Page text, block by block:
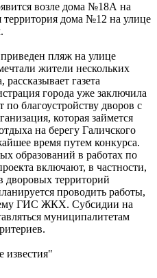
возле дома №18А на
территория дома №12 на улице
пляж на улице
жители нескольких
газета
города уже заключила
благоустройству дворов с
которая займется
на берегу Галичского
время путем конкурса.
образований в работах по
включают, в частности,
дворовых территорий
проводить работы,
ГИС ЖКХ. Субсидии на
муниципалитетам
известия"